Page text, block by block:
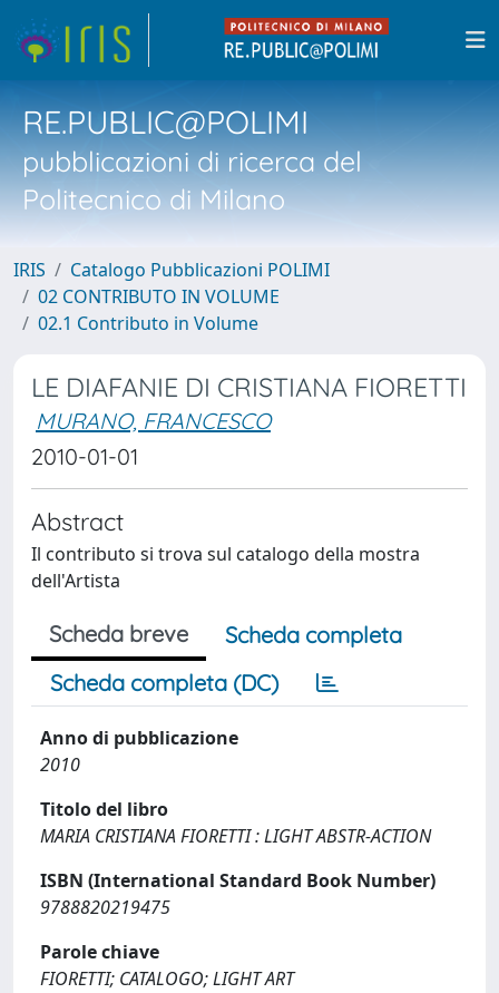
RE.PUBLIC@POLIMI
pubblicazioni di ricerca del
Politecnico di Milano
IRIS
Catalogo Pubblicazioni POLIMI
02 CONTRIBUTO IN VOLUME
02.1 Contributo in Volume
LE DIAFANIE DI CRISTIANA FIORETTI
MURANO, FRANCESCO
2010-01-01
Abstract
Il contributo si trova sul catalogo della mostra
dell'Artista
Scheda breve
Scheda completa
Scheda completa (DC)
Anno di pubblicazione
2010
Titolo del libro
MARIA CRISTIANA FIORETTI : LIGHT ABSTR-ACTION
ISBN (International Standard Book Number)
9788820219475
Parole chiave
FIORETTI; CATALOGO; LIGHT ART